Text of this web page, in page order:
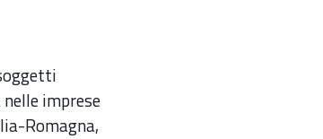
imprese
Romagna,